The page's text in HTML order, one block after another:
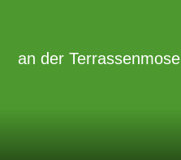
an der Terrassenmosel